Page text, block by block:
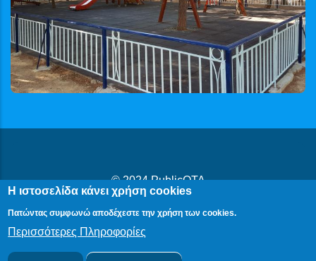
© 2024PublicOTA
Δήλωση Προβασιμότητας|Cookies|Πολιτική Προστασίας
Προσωπικών Δεδομένων
Η ιστοσελίδα κάνει χρήση cookies
Πατώντας συμφωνώ αποδέχεστε την χρήση των cookies.
Περισσότερες Πληροφορίες